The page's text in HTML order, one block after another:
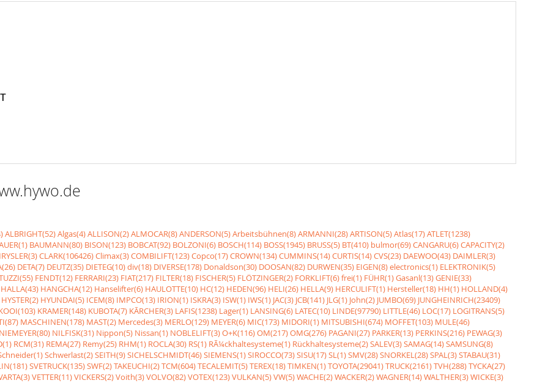
ALBRIGHT(52)Algas(4)ALLISON(2)ALMOCAR(8)ANDERSON(5)Arbeitsbühnen(8)ARMANNI(28)ARTISON(5)Atlas(17)ATLET(1238)
BAUMANN(80) BISON(123) BOBCAT(92) BOLZONI(6) BOSCH(114) BOSS(1945) BRUSS(5) BT(410) bulmor(69)CANGARU(6)CAPACITY(2)
CLARK(106426)Climax(3)COMBILIFT(123)Copco(17)CROWN(134)CUMMINS(14)CURTIS(14)CVS(23) DAEWOO(43) DAIMLER(3)
DETA(7) DEUTZ(35) DIETEG(10)div(18) DIVERSE(178) Donaldson(30) DOOSAN(82) DURWEN(35) EIGEN(8)electronics(1) ELEKTRONIK(5)
FENDT(12) FERRARI(23) FIAT(217) FILTER(18) FISCHER(5) FLÖTZINGER(2) FORKLIFT(6)frei(1) FÜHR(1)Gasanl(13)GENIE(33)
HALLA(43) HANGCHA(12) Hanselifter(6) HAULOTTE(10) HC(12) HEDEN(96) HELI(26) HELLA(9) HERCULIFT(1) Hersteller(18) HH(1) HOLLAND(4)
HYSTER(2) HYUNDAI(5) ICEM(8) IMPCO(13) IRION(1) ISKRA(3) ISW(1) IWS(1) JAC(3) JCB(141) JLG(1) John(2) JUMBO(69) JUNGHEINRICH(23409)
KRAMER(148) KUBOTA(7) KÃRCHER(3) LAFIS(1238) Lager(1) LANSING(6) LATEC(10) LINDE(97790) LITTLE(46) LOC(17) LOGITRANS(5)
MASCHINEN(178) MAST(2) Mercedes(3) MERLO(129) MEYER(6) MIC(173) MIDORI(1) MITSUBISHI(674) MOFFET(103) MULE(46)
NIEMEYER(80) NILFISK(31) Nippon(5) Nissan(1) NOBLELIFT(3)O+K(116)OM(217)OMG(276) PAGANI(27) PARKER(13) PERKINS(216) PEWAG(3)
RCM(31) REMA(27) Remy(25) RHM(1) ROCLA(30) RS(1) RÃ¼ckhaltesysteme(1) Rückhaltesysteme(2)SALEV(3)SAMAG(14)SAMSUNG(8)
Schwerlast(2)SEITH(9)SICHELSCHMIDT(46)SIEMENS(1)SIROCCO(73)SISU(17)SL(1)SMV(28)SNORKEL(28)SPAL(3)STABAU(31)
SVETRUCK(135)SWF(2)TAKEUCHI(2)TCM(604)TECALEMIT(5)TEREX(18)TIMKEN(1)TOYOTA(29041)TRUCK(2161)TVH(288)TYCKA(27)
VETTER(11)VICKERS(2)Voith(3)VOLVO(82)VOTEX(123)VULKAN(5)VW(5)WACHE(2)WACKER(2)WAGNER(14)WALTHER(3)WICKE(3)